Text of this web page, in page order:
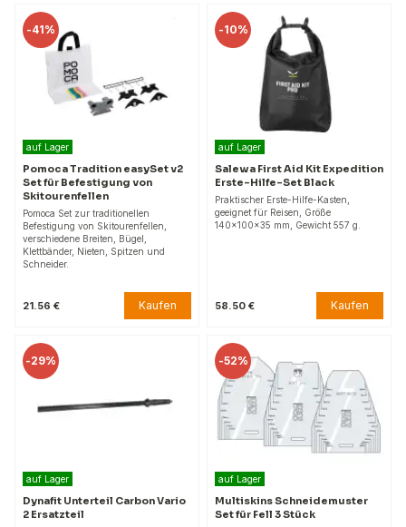
-41%
auf Lager
Pomoca Tradition easySet v2
Set für Befestigung von
Skitourenfellen
Pomoca Set zur traditionellen
Befestigung von Skitourenfellen,
verschiedene Breiten, Bügel,
Klettbänder, Nieten, Spitzen und
Schneider.
21.56 € Kaufen
-10%
auf Lager
Salewa First Aid Kit Expedition
Erste-Hilfe-Set Black
Praktischer Erste-Hilfe-Kasten,
geeignet für Reisen, Größe
140x100x35 mm, Gewicht 557 g.
58.50 € Kaufen
-29%
auf Lager
Dynafit Unterteil Carbon Vario
2 Ersatzteil
-52%
auf Lager
Multiskins Schneidemuster
Set für Fell 3 Stück